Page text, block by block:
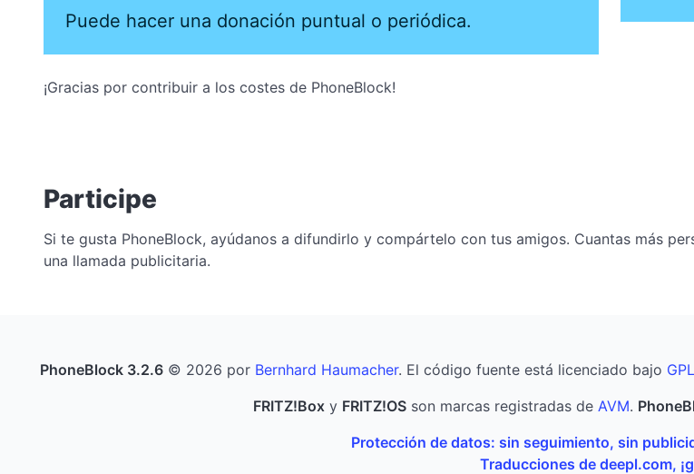
Puede hacer una donación puntual o periódica.
¡Gracias por contribuir a los costes de PhoneBlock!
Participe
Si te gusta PhoneBlock, ayúdanos a difundirlo y compártelo con tus amigos. Cuantas más
una llamada publicitaria.
PhoneBlock 3.2.6© 2026 por Bernhard Haumacher. El código fuente está licenciado bajo
FRITZ!Box y FRITZ!OS son marcas registradas de AVM.
Protección de datos: sin seguimiento, sin
Traducciones de deepl.com,